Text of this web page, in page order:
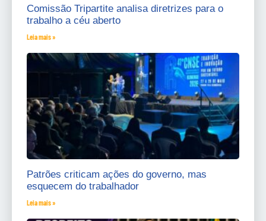
Comissão Tripartite analisa diretrizes para o
trabalho a céu aberto
Leia mais »
Patrões criticam ações do governo, mas
esquecem do trabalhador
Leia mais »